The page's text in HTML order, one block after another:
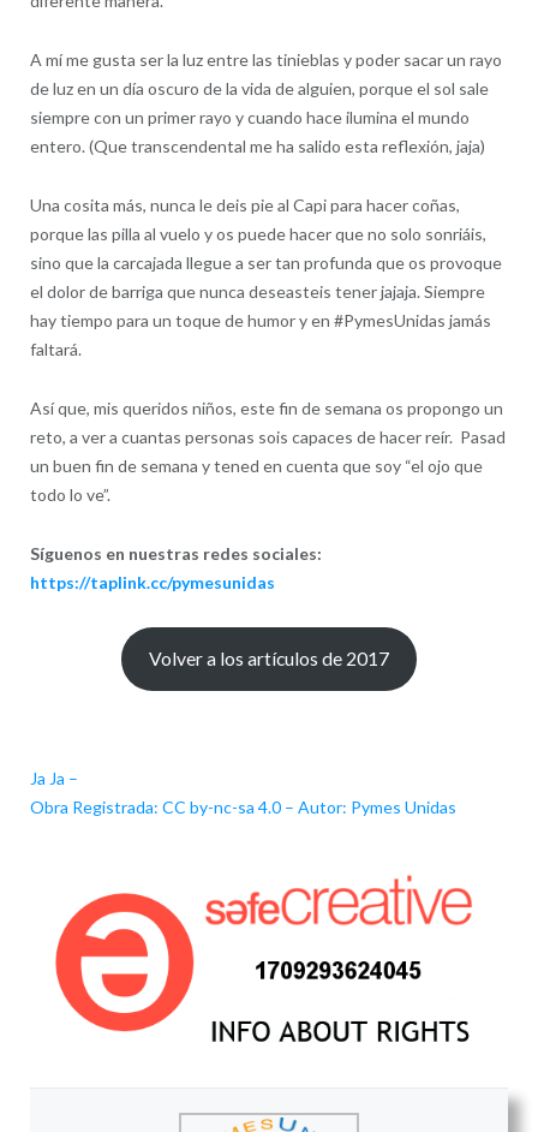
A mí me gusta ser la luz entre las tinieblas y poder sacar un rayo
de luz en un día oscuro de la vida de alguien, porque el sol sale
siempre con un primer rayo y cuando hace ilumina el mundo
entero. (Que transcendental me ha salido esta reflexión, jaja)
Una cosita más, nunca le deis pie al Capi para hacer coñas,
porque las pilla al vuelo y os puede hacer que no solo sonriáis,
sino que la carcajada llegue a ser tan profunda que os provoque
el dolor de barriga que nunca deseasteis tener jajaja. Siempre
hay tiempo para un toque de humor y en #PymesUnidas jamás
faltará.
Así que, mis queridos niños, este fin de semana os propongo un
reto, a ver a cuantas personas sois capaces de hacer reír. Pasad
un buen fin de semana y tened en cuenta que soy “el ojo que
todo lo ve”.
Síguenos en nuestras redes sociales:
https://taplink.cc/pymesunidas
Volver a los artículos de 2017
Ja Ja –
Obra Registrada: CC by-nc-sa 4.0 – Autor: Pymes Unidas